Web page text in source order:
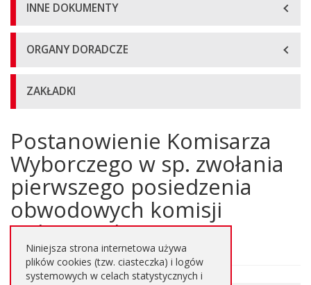
INNE DOKUMENTY
ORGANY DORADCZE
ZAKŁADKI
Główna
treść
strony
Postanowienie Komisarza
Wyborczego w sp. zwołania
pierwszego posiedzenia
obwodowych komisji
wyborczych
Niniejsza strona internetowa używa
plików cookies (tzw. ciasteczka) i logów
systemowych w celach statystycznych i